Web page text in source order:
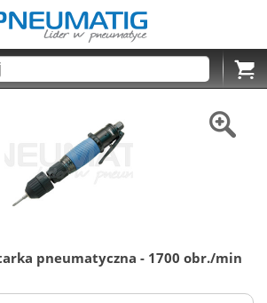
Cart
pneumatyczna - 1700 obr./min